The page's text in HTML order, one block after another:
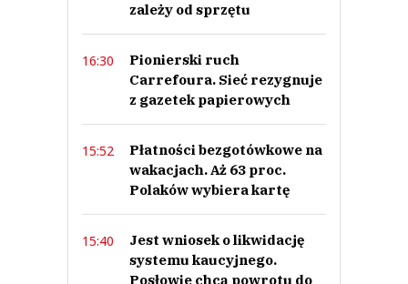
zależy od sprzętu
16:30
Pionierski ruch
Carrefoura. Sieć rezygnuje
z gazetek papierowych
15:52
Płatności bezgotówkowe na
wakacjach. Aż 63 proc.
Polaków wybiera kartę
15:40
Jest wniosek o likwidację
systemu kaucyjnego.
Posłowie chcą powrotu do